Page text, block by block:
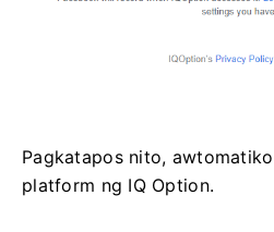
Pagkatapos nito,
platform ng IQ Option.